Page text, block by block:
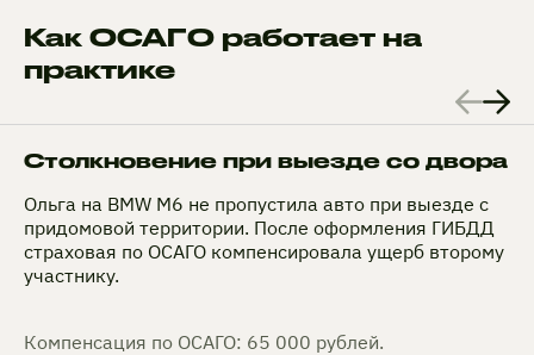
Как ОСАГО работает на
практике
Столкновение при выезде со двора
Ольга на BMW M6 не пропустила авто при выезде с
придомовой территории. После оформления ГИБДД
страховая по ОСАГО компенсировала ущерб второму
участнику.
Компенсация по ОСАГО: 65 000 рублей.